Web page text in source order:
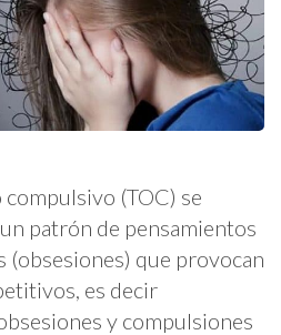
(TOC) se
patrón de pensamientos
(obsesiones) que provocan
es decir
y compulsiones